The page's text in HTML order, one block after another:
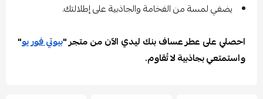
يضفي لمسة من الفخامة والجاذبية على إطلالتك.
احصلي على عطر عساف بنك ليدي الآن من متجر "بيوتي فور يو"
واستمتعي بجاذبية لا تُقاوم.